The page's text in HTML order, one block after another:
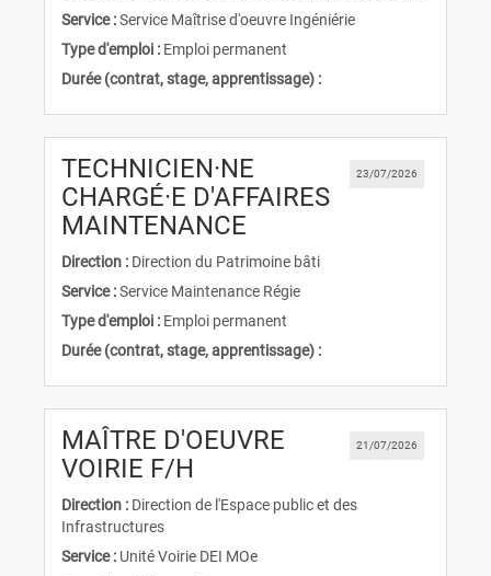
Service :Service Maîtrise d'oeuvre Ingéniérie
Type d'emploi : Emploi permanent
Durée (contrat, stage, apprentissage) :
23/07/2026
TECHNICIEN·NE
CHARGÉ·E D'AFFAIRES
MAINTENANCE
Direction : Direction du Patrimoine bâti
Service :Service Maintenance Régie
Type d'emploi : Emploi permanent
Durée (contrat, stage, apprentissage) :
21/07/2026
MAÎTRE D'OEUVRE
VOIRIE F/H
Direction : Direction de l'Espace public et des
Infrastructures
Service : Unité Voirie DEI MOe